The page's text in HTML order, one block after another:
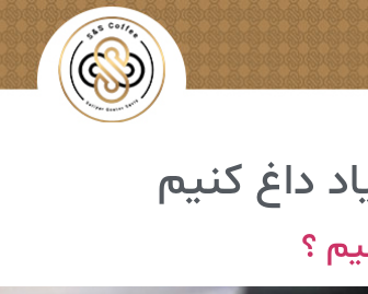
داغ کنیم
؟